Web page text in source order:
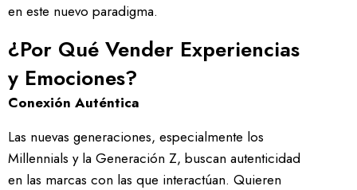
en este nuevo paradigma.
¿Por Qué Vender Experiencias
y Emociones?
Conexión Auténtica
Las nuevas generaciones, especialmente los
Millennials y la Generación Z, buscan autenticidad
en las marcas con las que interactúan. Quieren